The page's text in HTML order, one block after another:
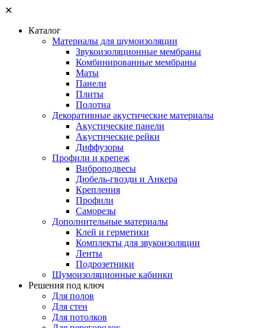
✕
Каталог
Материалы для шумоизоляции
Звукоизоляционные мембраны
Комбинированные мембраны
Маты
Панели
Плиты
Полотна
Декоративные акустические материалы
Акустические панели
Акустические рейки
Диффузоры
Профили и крепеж
Виброподвесы
Дюбель-гвозди и Анкера
Крепления
Профили
Саморезы
Дополнительные материалы
Клей и герметики
Комплекты для звукоизоляции
Ленты
Подрозетники
Шумоизоляционные кабинки
Решения под ключ
Для полов
Для стен
Для потолков